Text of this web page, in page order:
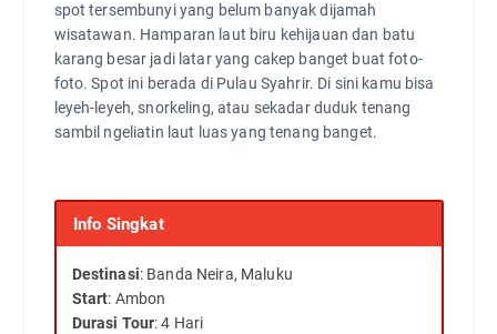
spot tersembunyi yang belum banyak dijamah
wisatawan. Hamparan laut biru kehijauan dan batu
karang besar jadi latar yang cakep banget buat foto-
foto. Spot ini berada di Pulau Syahrir. Di sini kamu bisa
leyeh-leyeh, snorkeling, atau sekadar duduk tenang
sambil ngeliatin laut luas yang tenang banget.
Info Singkat
Destinasi: Banda Neira, Maluku
Start: Ambon
Durasi Tour: 4 Hari